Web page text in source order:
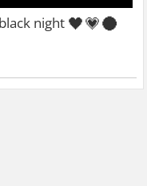
black night 🖤💗🌑